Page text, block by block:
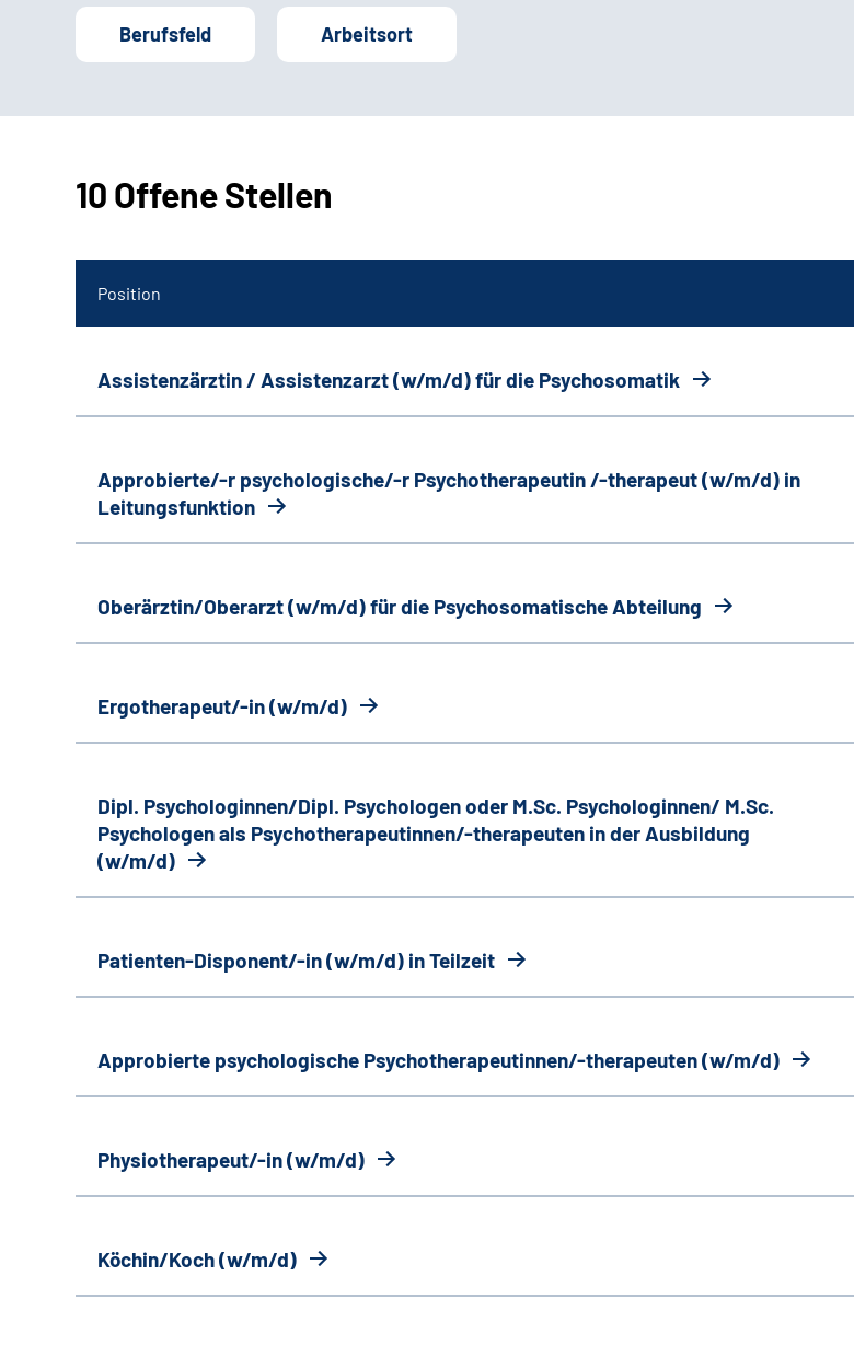
Berufsfeld Arbeitsort
10 Offene Stellen
Position
Assistenzärztin / Assistenzarzt (w/m/d) für die Psychosomatik
Approbierte/-r psychologische/-r Psychotherapeutin /-therapeut (w/m/d) in
Leitungsfunktion
Oberärztin/Oberarzt (w/m/d) für die Psychosomatische Abteilung
Ergotherapeut/-in (w/m/d)
Dipl. Psychologinnen/Dipl. Psychologen oder M.Sc. Psychologinnen/ M.Sc.
Psychologen als Psychotherapeutinnen/-therapeuten in der Ausbildung
(w/m/d)
Patienten-Disponent/-in (w/m/d) in Teilzeit
Approbierte psychologische Psychotherapeutinnen/-therapeuten (w/m/d)
Physiotherapeut/-in (w/m/d)
Köchin/Koch (w/m/d)